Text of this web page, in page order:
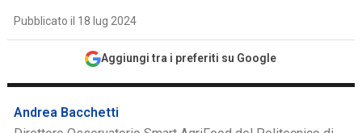
Pubblicato il 18 lug 2024
Aggiungi tra i preferiti su Google
Andrea Bacchetti